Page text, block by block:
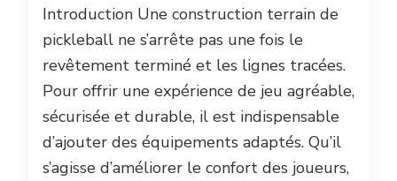
Introduction Une construction terrain de
pickleball ne s’arrête pas une fois le
revêtement terminé et les lignes tracées.
Pour offrir une expérience de jeu agréable,
sécurisée et durable, il est indispensable
d’ajouter des équipements adaptés. Qu’il
s’agisse d’améliorer le confort des joueurs,